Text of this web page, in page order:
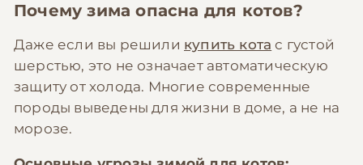
Почему зима опасна для котов?
Даже если вы решили купить кота с густой
шерстью, это не означает автоматическую
защиту от холода. Многие современные
породы выведены для жизни в доме, а не на
морозе.